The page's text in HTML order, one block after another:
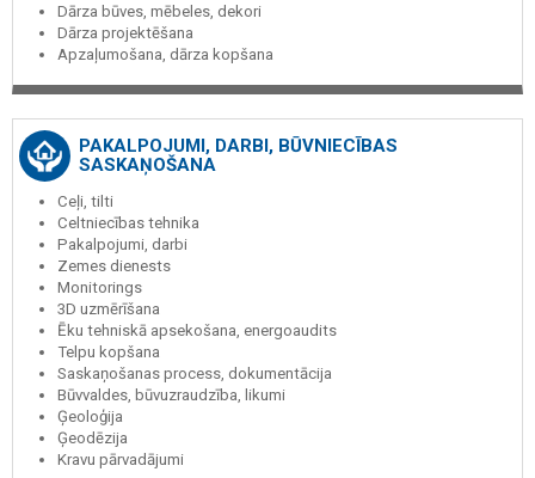
Dārza būves, mēbeles, dekori
Dārza projektēšana
Apzaļumošana, dārza kopšana
PAKALPOJUMI, DARBI, BŪVNIECĪBAS
SASKAŅOŠANA
Ceļi, tilti
Celtniecības tehnika
Pakalpojumi, darbi
Zemes dienests
Monitorings
3D uzmērīšana
Ēku tehniskā apsekošana, energoaudits
Telpu kopšana
Saskaņošanas process, dokumentācija
Būvvaldes, būvuzraudzība, likumi
Ģeoloģija
Ģeodēzija
Kravu pārvadājumi